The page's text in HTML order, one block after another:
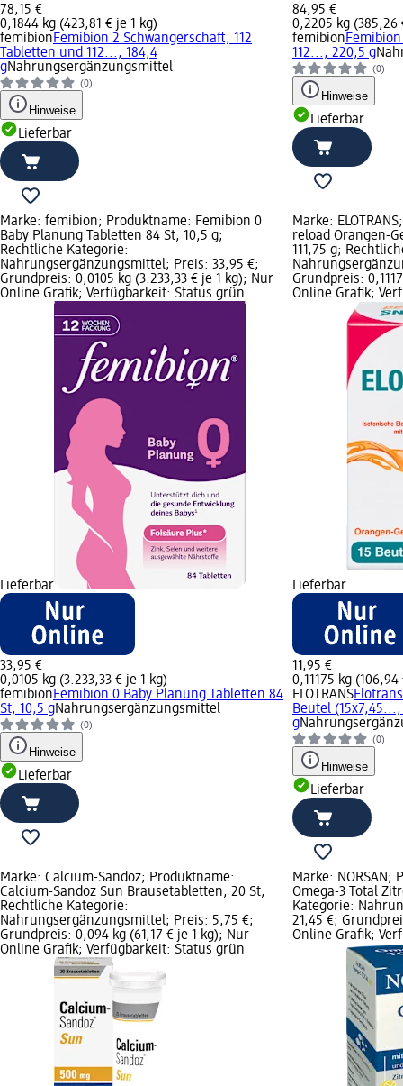
78,15 €
0,1844 kg (423,81 € je 1 kg)
femibionFemibion 2 Schwangerschaft, 112
Tabletten und 112..., 184,4
gNahrungsergänzungsmittel
(0)
Hinweise
Lieferbar
84,95 €
0,2205 kg (385,26
femibion
112..., 220,5 g
(0)
Hinweise
Lieferbar
Marke: femibion; Produktname: Femibion 0
Baby Planung Tabletten 84 St, 10,5 g;
Rechtliche Kategorie:
Nahrungsergänzungsmittel; Preis: 33,95 €;
Grundpreis: 0,0105 kg (3.233,33 € je 1 kg); Nur
Online Grafik; Verfügbarkeit: Status grün
Lieferbar
33,95 €
0,0105 kg (3.233,33 € je 1 kg)
femibionFemibion 0 Baby Planung Tabletten 84
St, 10,5 gNahrungsergänzungsmittel
(0)
Hinweise
Lieferbar
Marke:
reload Orangen-
111,75 g;
Grundpreis:
Online Grafik;
Lieferbar
11,95 €
0,11175 kg (106,94
ELOTRANS
Beutel (15x7,45...,
g
(0)
Hinweise
Lieferbar
Marke: Calcium-Sandoz; Produktname:
Calcium-Sandoz Sun Brausetabletten, 20 St;
Rechtliche Kategorie:
Nahrungsergänzungsmittel; Preis: 5,75 €;
Grundpreis: 0,094 kg (61,17 € je 1 kg); Nur
Online Grafik; Verfügbarkeit: Status grün
Marke: NORSAN;
Omega-3 Total
Kategorie:
21,45 €;
Online Grafik;